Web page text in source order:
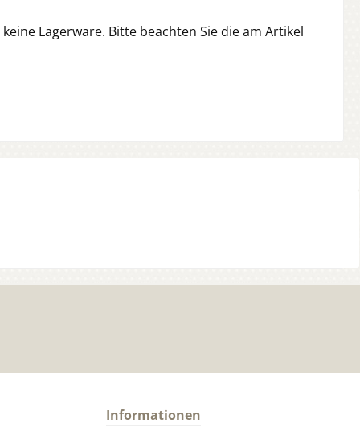
Lagerware. Bitte beachten Sie die am Artikel
Informationen